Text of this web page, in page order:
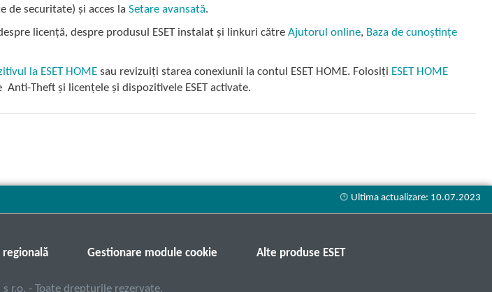
de securitate) și acces laSetare avansată.
licență, despre produsul ESET instalat și linkuri cătreAjutorul online, Baza de cunoștințe
la ESET HOME sau revizuiți starea conexiunii la contul ESET HOME. Folosiți ESET HOME
Theft și licențele și dispozitivele ESET activate.
Gestionare module cookie Alte produse ESET
s r.o. - Toate drepturile rezervate.